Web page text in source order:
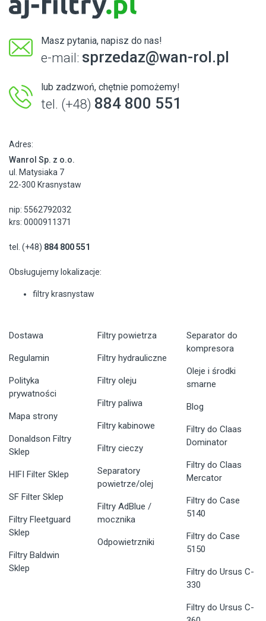
Masz pytania, napisz do nas!
e-mail: sprzedaz@wan-rol.pl
lub zadzwoń, chętnie pomożemy!
tel. (+48) 884 800 551
Adres:
Wanrol Sp. z o.o.
ul. Matysiaka 7
22-300 Krasnystaw
nip: 5562792032
krs: 0000911371
tel. (+48) 884 800 551
Obsługujemy lokalizacje:
filtry krasnystaw
Dostawa
Regulamin
Polityka
prywatności
Mapa strony
Donaldson Filtry
Sklep
HIFI Filter Sklep
SF Filter Sklep
Filtry Fleetguard
Sklep
Filtry Baldwin
Sklep
Filtry powietrza
Filtry hydrauliczne
Filtry oleju
Filtry paliwa
Filtry kabinowe
Filtry cieczy
Separatory
powietrze/olej
Filtry AdBlue /
mocznika
Odpowietrzniki
Separator do
kompresora
Oleje i środki
smarne
Blog
Filtry do Claas
Dominator
Filtry do Claas
Mercator
Filtry do Case
5140
Filtry do Case
5150
Filtry do Ursus C-
330
Filtry do Ursus C-